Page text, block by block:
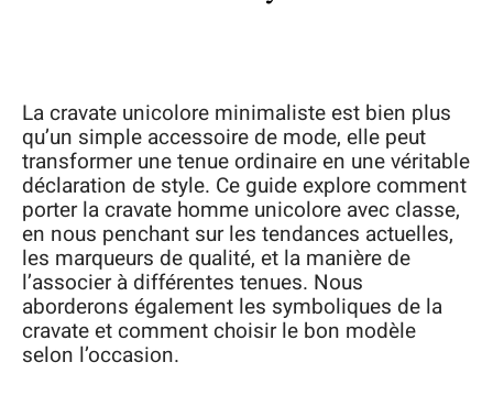
La cravate unicolore minimaliste est bien plus
qu’un simple accessoire de mode, elle peut
transformer une tenue ordinaire en une véritable
déclaration de style. Ce guide explore comment
porter la cravate homme unicolore avec classe,
en nous penchant sur les tendances actuelles,
les marqueurs de qualité, et la manière de
l’associer à différentes tenues. Nous
aborderons également les symboliques de la
cravate et comment choisir le bon modèle
selon l’occasion.